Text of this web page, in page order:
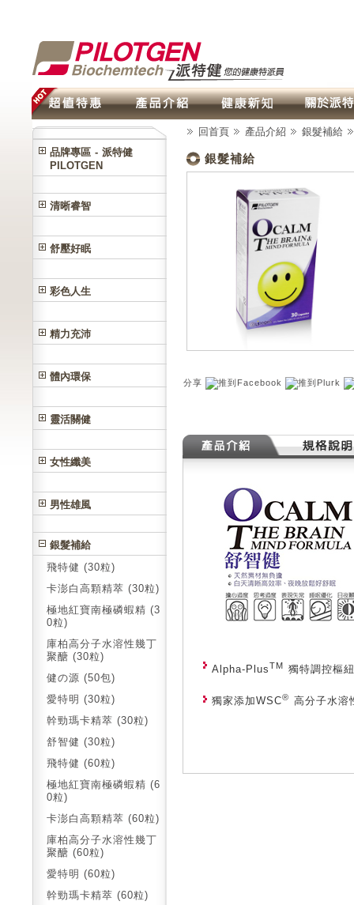
品牌專區 - 派特健
PILOTGEN
清晰睿智
舒壓好眠
彩色人生
精力充沛
體內環保
靈活關健
女性纖美
男性雄風
銀髮補給
飛特健 (30粒)
卡澎白高顆精萃 (30粒)
極地紅寶南極磷蝦精 (3
0粒)
庫柏高分子水溶性幾丁
聚醣 (30粒)
健の源 (50包)
愛特明 (30粒)
幹勁瑪卡精萃 (30粒)
舒智健 (30粒)
飛特健 (60粒)
極地紅寶南極磷蝦精 (6
0粒)
卡澎白高顆精萃 (60粒)
庫柏高分子水溶性幾丁
聚醣 (60粒)
愛特明 (60粒)
幹勁瑪卡精萃 (60粒)
回首頁 產品介紹 銀髮補給
銀髮補給
分享
Alpha-PlusTM 獨特調控樞
獨家添加WSC® 高分子水溶